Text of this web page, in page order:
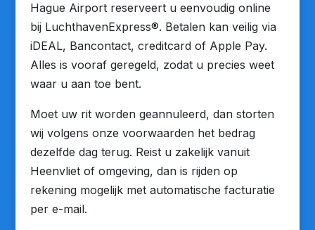
Hague Airport reserveert u eenvoudig online
bij LuchthavenExpress®. Betalen kan veilig via
iDEAL, Bancontact, creditcard of Apple Pay.
Alles is vooraf geregeld, zodat u precies weet
waar u aan toe bent.
Moet uw rit worden geannuleerd, dan storten
wij volgens onze voorwaarden het bedrag
dezelfde dag terug. Reist u zakelijk vanuit
Heenvliet of omgeving, dan is rijden op
rekening mogelijk met automatische facturatie
per e-mail.